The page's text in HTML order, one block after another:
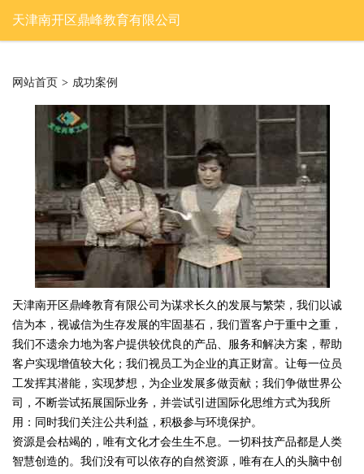
天津南开区鼎峰教育有限公司
网站首页 > 成功案例
天津南开区鼎峰教育有限公司为谋求长久的发展与繁荣，我们以诚
信为本，视诚信为生存发展的牢固基石，我们置客户于重中之重，
我们不遗余力地为客户提供较优良的产品、服务和解决方案，帮助
客户实现增值较大化；我们视员工为企业的真正财富。让每一位员
工发挥其潜能，实现梦想，为企业发展多做贡献；我们争做世界公
司，不断尝试拓展国际业务，并尝试引进国际化思维方式为我所
用：同时我们关注公共利益，积极参与环境保护。
资源是会枯竭的，唯有文化才会生生不息。一切科技产品都是人类
智慧创造的。我们没有可以依存的自然资源，唯有在人的头脑中创